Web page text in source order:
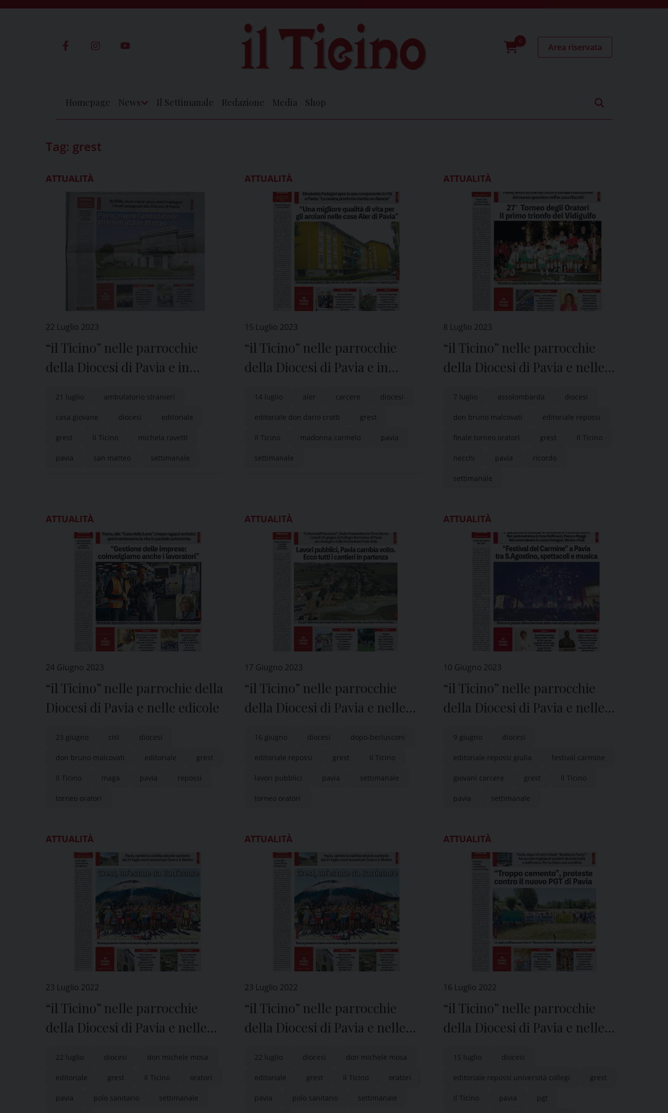
0
Area riservata
Homepage News Il Settimanale Redazione Media Shop
Tag: grest
ATTUALITÀ
22 Luglio 2023
“il Ticino” nelle parrocchie
della Diocesi di Pavia e in
21 luglio ambulatorio stranieri
casa giovane diocesi editoriale
grest Il Ticino michela ravetti
pavia san matteo settimanale
ATTUALITÀ
15 Luglio 2023
“il Ticino” nelle parrocchie
della Diocesi di Pavia e in
14 luglio aler carcere diocesi
editoriale don dario crotti grest
Il Ticino madonna carmelo pavia
settimanale
ATTUALITÀ
8 Luglio 2023
“il Ticino” nelle parrocchie
della Diocesi di Pavia e nelle
7 luglio assolombarda diocesi
don bruno malcovati editoriale repossi
finale torneo oratori grest Il Ticino
necchi pavia ricordo
settimanale
ATTUALITÀ
24 Giugno 2023
“il Ticino” nelle parrochie della
Diocesi di Pavia e nelle edicole
23 giugno cisl diocesi
don bruno malcovati editoriale grest
Il Ticino maga pavia repossi
torneo oratori
ATTUALITÀ
17 Giugno 2023
“il Ticino” nelle parrocchie
della Diocesi di Pavia e nelle
16 giugno diocesi dopo-berlusconi
editoriale repossi grest Il Ticino
lavori pubblici pavia settimanale
torneo oratori
ATTUALITÀ
10 Giugno 2023
“il Ticino” nelle parrocchie
della Diocesi di Pavia e nelle
9 giugno diocesi
editoriale repossi giulia festival carmine
giovani carcere grest Il Ticino
pavia settimanale
ATTUALITÀ
23 Luglio 2022
“il Ticino” nelle parrocchie
della Diocesi di Pavia e nelle
22 luglio diocesi don michele mosa
editoriale grest Il Ticino oratori
pavia polo sanitario settimanale
ATTUALITÀ
23 Luglio 2022
“il Ticino” nelle parrocchie
della Diocesi di Pavia e nelle
22 luglio diocesi don michele mosa
editoriale grest Il Ticino oratori
pavia polo sanitario settimanale
ATTUALITÀ
16 Luglio 2022
“il Ticino” nelle parrocchie
della Diocesi di Pavia e nelle
15 luglio diocesi
editoriale repossi università collegi grest
Il Ticino pavia pgt